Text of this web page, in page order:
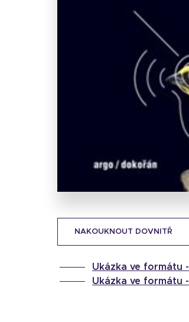
NAKOUKNOUT DOVNITŘ
Ukázka ve formátu -
Ukázka ve formátu -